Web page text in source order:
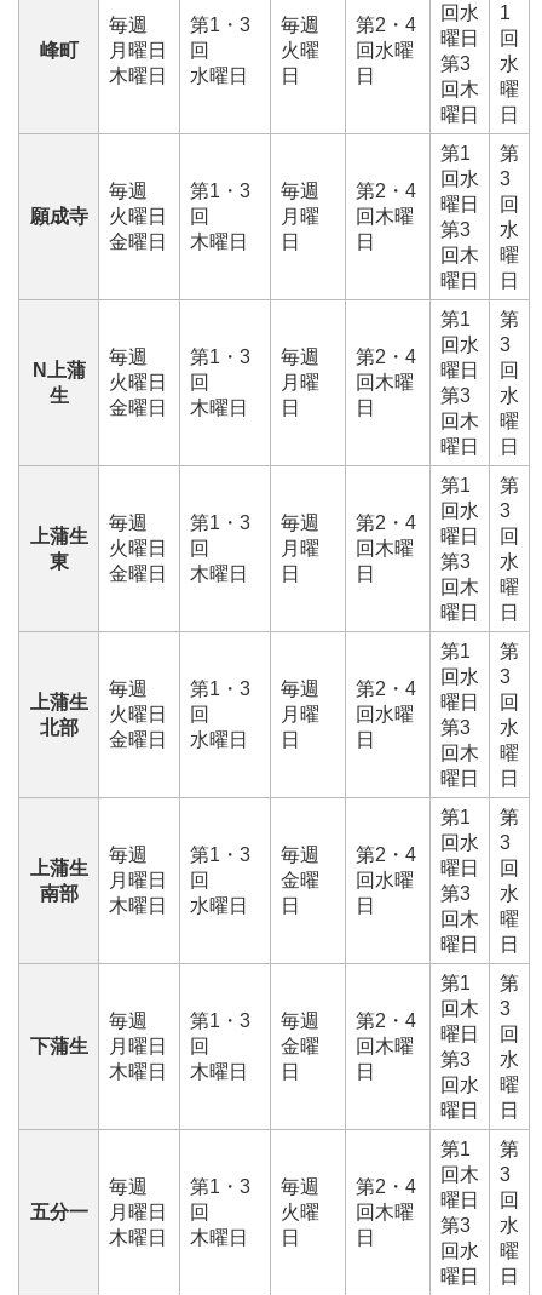
峰町
毎週
月曜日
木曜日
第1・3
回
水曜日
毎週
火曜
日
第2・4
回水曜
日
回水
曜日
第3
回木
曜日
1
回
水
曜
日
願成寺
毎週
火曜日
金曜日
第1・3
回
木曜日
毎週
月曜
日
第2・4
回木曜
日
第1
回水
曜日
第3
回木
曜日
第
3
回
水
曜
日
N上蒲
生
毎週
火曜日
金曜日
第1・3
回
木曜日
毎週
月曜
日
第2・4
回木曜
日
第1
回水
曜日
第3
回木
曜日
第
3
回
水
曜
日
上蒲生
東
毎週
火曜日
金曜日
第1・3
回
木曜日
毎週
月曜
日
第2・4
回木曜
日
第1
回水
曜日
第3
回木
曜日
第
3
回
水
曜
日
上蒲生
北部
毎週
火曜日
金曜日
第1・3
回
水曜日
毎週
月曜
日
第2・4
回水曜
日
第1
回水
曜日
第3
回木
曜日
第
3
回
水
曜
日
上蒲生
南部
毎週
月曜日
木曜日
第1・3
回
水曜日
毎週
金曜
日
第2・4
回水曜
日
第1
回水
曜日
第3
回木
曜日
第
3
回
水
曜
日
下蒲生
毎週
月曜日
木曜日
第1・3
回
木曜日
毎週
金曜
日
第2・4
回木曜
日
第1
回木
曜日
第3
回水
曜日
第
3
回
水
曜
日
五分一
毎週
月曜日
木曜日
第1・3
回
木曜日
毎週
火曜
日
第2・4
回木曜
日
第1
回木
曜日
第3
回水
曜日
第
3
回
水
曜
日